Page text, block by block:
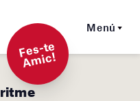
Menú
F
es-t
e
A
mi
c!
ritme